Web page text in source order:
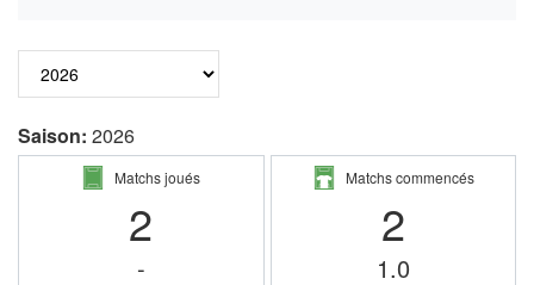
Saison: 2026
Matchs joués
2
-
Matchs commencés
2
1.0